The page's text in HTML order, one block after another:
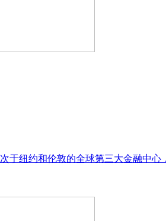
纽约和伦敦的全球第三大金融中心